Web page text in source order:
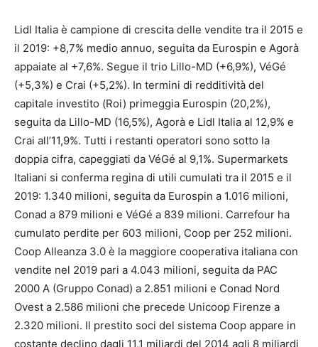
Lidl Italia è campione di crescita delle vendite tra il 2015 e
il 2019: +8,7% medio annuo, seguita da Eurospin e Agorà
appaiate al +7,6%. Segue il trio Lillo-MD (+6,9%), VéGé
(+5,3%) e Crai (+5,2%). In termini di redditività del
capitale investito (Roi) primeggia Eurospin (20,2%),
seguita da Lillo-MD (16,5%), Agorà e Lidl Italia al 12,9% e
Crai all’11,9%. Tutti i restanti operatori sono sotto la
doppia cifra, capeggiati da VéGé al 9,1%. Supermarkets
Italiani si conferma regina di utili cumulati tra il 2015 e il
2019: 1.340 milioni, seguita da Eurospin a 1.016 milioni,
Conad a 879 milioni e VéGé a 839 milioni. Carrefour ha
cumulato perdite per 603 milioni, Coop per 252 milioni.
Coop Alleanza 3.0 è la maggiore cooperativa italiana con
vendite nel 2019 pari a 4.043 milioni, seguita da PAC
2000 A (Gruppo Conad) a 2.851 milioni e Conad Nord
Ovest a 2.586 milioni che precede Unicoop Firenze a
2.320 milioni. Il prestito soci del sistema Coop appare in
costante declino dagli 11,1 miliardi del 2014 agli 8 miliardi